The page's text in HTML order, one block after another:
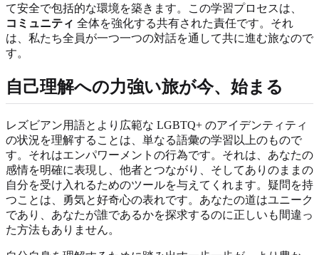
て安全で包括的な環境を築きます。この学習プロセスは、
コミュニティ 全体を強化する共有された責任です。それ
は、私たち全員が一つ一つの対話を通して共に進む旅なので
す。
自己理解への力強い旅が今、始まる
レズビアン用語とより広範な LGBTQ+ のアイデンティティ
の状況を理解することは、単なる語彙の学習以上のもので
す。それはエンパワーメントの行為です。それは、あなたの
感情を明確に表現し、他者とつながり、そしてありのままの
自分を受け入れるためのツールを与えてくれます。疑問を持
つことは、勇気と好奇心の表れです。あなたの道はユニーク
であり、あなたが誰であるかを探求するのに正しいも間違っ
た方法もありません。